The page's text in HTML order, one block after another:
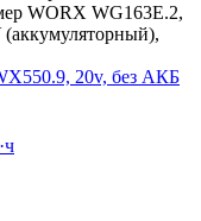
WORX WG163E.2,
20v, без АКБ